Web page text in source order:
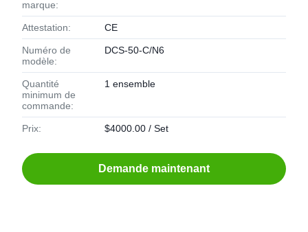
marque:
Attestation: CE
Numéro de
modèle:
DCS-50-C/N6
Quantité
minimum de
commande:
1 ensemble
Prix: $4000.00 / Set
Demande maintenant